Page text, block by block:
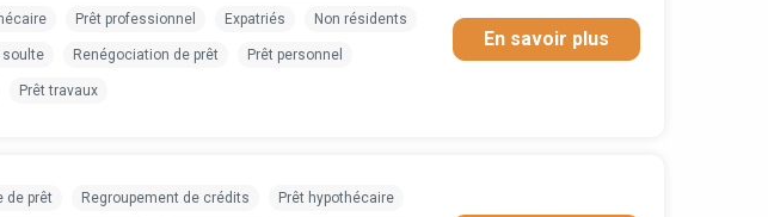
Prêt professionnel Expatriés Non résidents
soulte Renégociation de prêt Prêt personnel
Prêt travaux
En savoir plus
de prêt Regroupement de crédits Prêt hypothécaire